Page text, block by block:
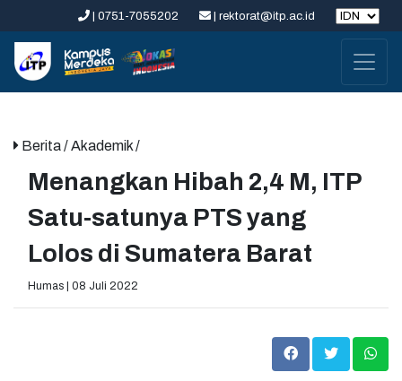
| 0751-7055202 | rektorat@itp.ac.id
Berita/ Akademik /
Menangkan Hibah 2,4 M, ITP
Satu-satunya PTS yang
Lolos di Sumatera Barat
Humas | 08 Juli 2022